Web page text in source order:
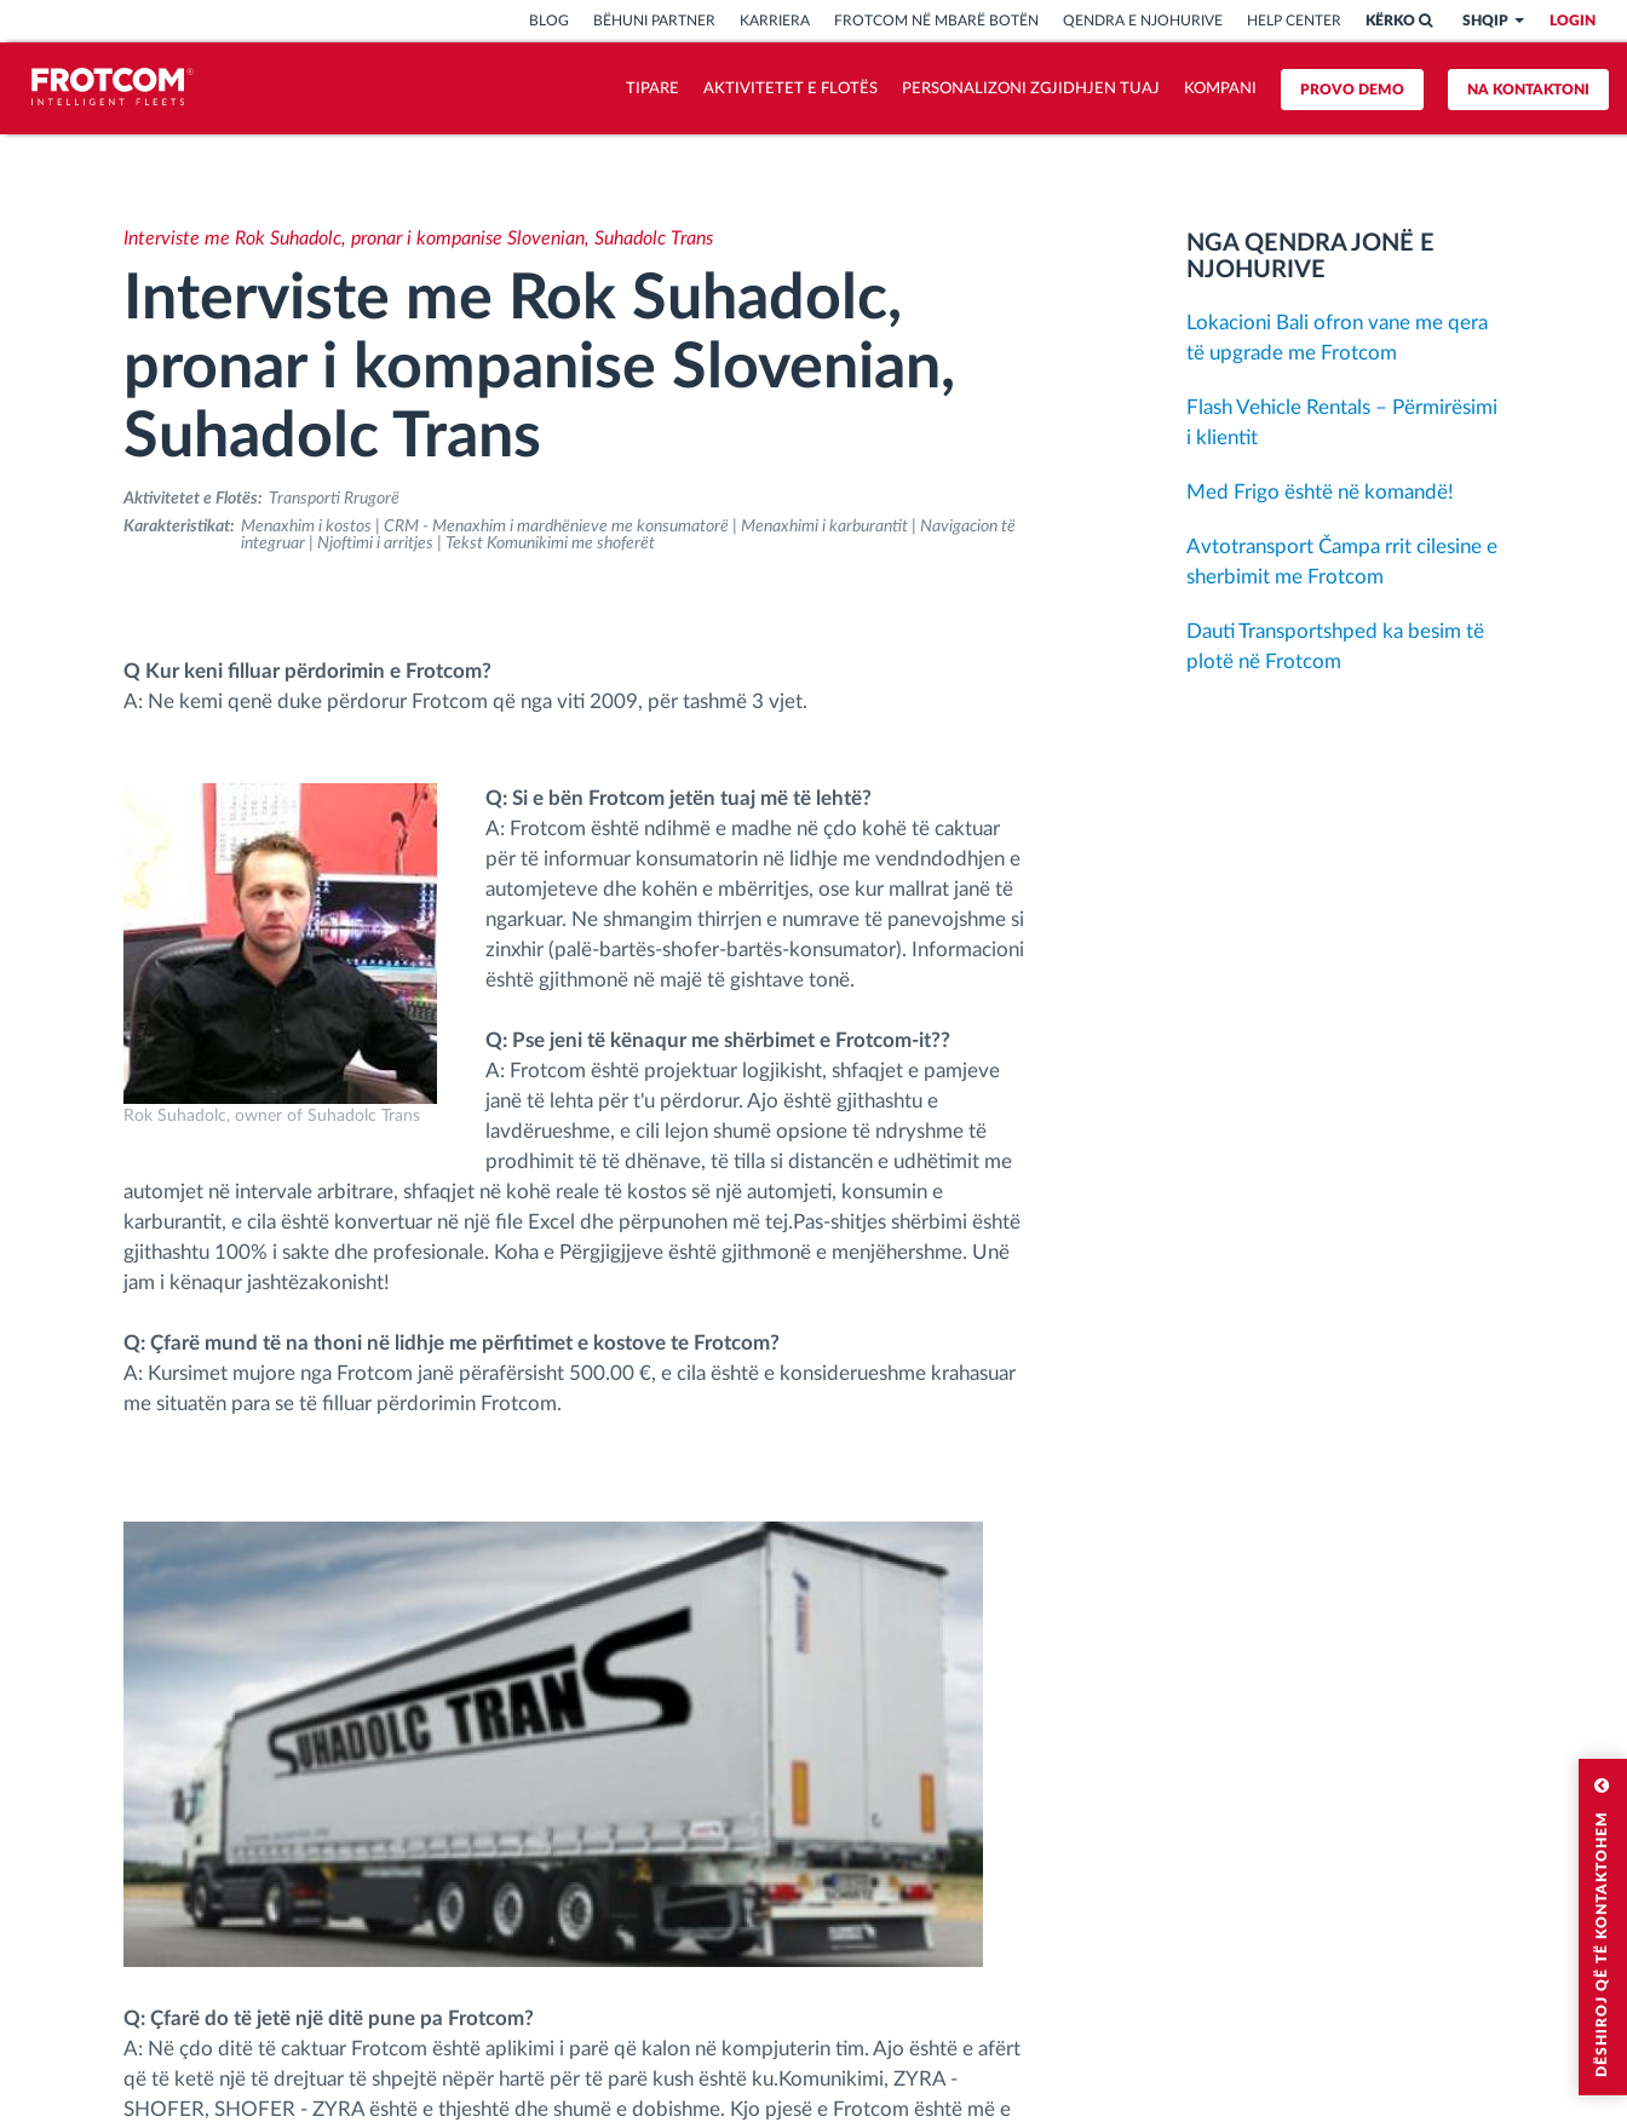
DËSHIROJ QË TË KONTAKTOHEM
LOGIN
SHQIP
KËRKO
BLOG BËHUNI PARTNER KARRIERA FROTCOM NË MBARË BOTËN QENDRA E NJOHURIVE HELP CENTER
NA KONTAKTONI
PROVO DEMO
TIPARE AKTIVITETET E FLOTËS PERSONALIZONI ZGJIDHJEN TUAJ KOMPANI
Qasja e kontrollit
Planifikimi dhe monitorimi rrugor
Zbuloni të gjitha tiparet
Interviste me Rok Suhadolc, pronar i kompanise Slovenian, Suhadolc Trans
Interviste me Rok Suhadolc,
pronar i kompanise Slovenian,
Suhadolc Trans
Aktivitetet e Flotës: Transporti Rrugorë
Karakteristikat: Menaxhim i kostos | CRM - Menaxhim i mardhënieve me konsumatorë | Menaxhimi i karburantit | Navigacion të
integruar | Njoftimi i arritjes | Tekst Komunikimi me shoferët
Q Kur keni filluar përdorimin e Frotcom?
A: Ne kemi qenë duke përdorur Frotcom që nga viti 2009, për tashmë 3 vjet.
Rok Suhadolc, owner of Suhadolc Trans
Q: Si e bën Frotcom jetën tuaj më të lehtë?
A: Frotcom është ndihmë e madhe në çdo kohë të caktuar
për të informuar konsumatorin në lidhje me vendndodhjen e
automjeteve dhe kohën e mbërritjes, ose kur mallrat janë të
ngarkuar. Ne shmangim thirrjen e numrave të panevojshme si
zinxhir (palë-bartës-shofer-bartës-konsumator). Informacioni
është gjithmonë në majë të gishtave tonë.
Q: Pse jeni të kënaqur me shërbimet e Frotcom-it??
A: Frotcom është projektuar logjikisht, shfaqjet e pamjeve
janë të lehta për t'u përdorur. Ajo është gjithashtu e
lavdërueshme, e cili lejon shumë opsione të ndryshme të
prodhimit të të dhënave, të tilla si distancën e udhëtimit me
automjet në intervale arbitrare, shfaqjet në kohë reale të kostos së një automjeti, konsumin e
karburantit, e cila është konvertuar në një file Excel dhe përpunohen më tej.Pas-shitjes shërbimi është
gjithashtu 100% i sakte dhe profesionale. Koha e Përgjigjjeve është gjithmonë e menjëhershme. Unë
jam i kënaqur jashtëzakonisht!
Q: Çfarë mund të na thoni në lidhje me përfitimet e kostove te Frotcom?
A: Kursimet mujore nga Frotcom janë përafërsisht 500.00 €, e cila është e konsiderueshme krahasuar
me situatën para se të filluar përdorimin Frotcom.
Q: Çfarë do të jetë një ditë pune pa Frotcom?
A: Në çdo ditë të caktuar Frotcom është aplikimi i parë që kalon në kompjuterin tim. Ajo është e afërt
që të ketë një të drejtuar të shpejtë nëpër hartë për të parë kush është ku.Komunikimi, ZYRA -
SHOFER, SHOFER - ZYRA është e thjeshtë dhe shumë e dobishme. Kjo pjesë e Frotcom është më e
NGA QENDRA JONË E
NJOHURIVE
Lokacioni Bali ofron vane me qera
të upgrade me Frotcom
Flash Vehicle Rentals – Përmirësimi
i klientit
Med Frigo është në komandë!
Avtotransport Čampa rrit cilesine e
sherbimit me Frotcom
Dauti Transportshped ka besim të
plotë në Frotcom